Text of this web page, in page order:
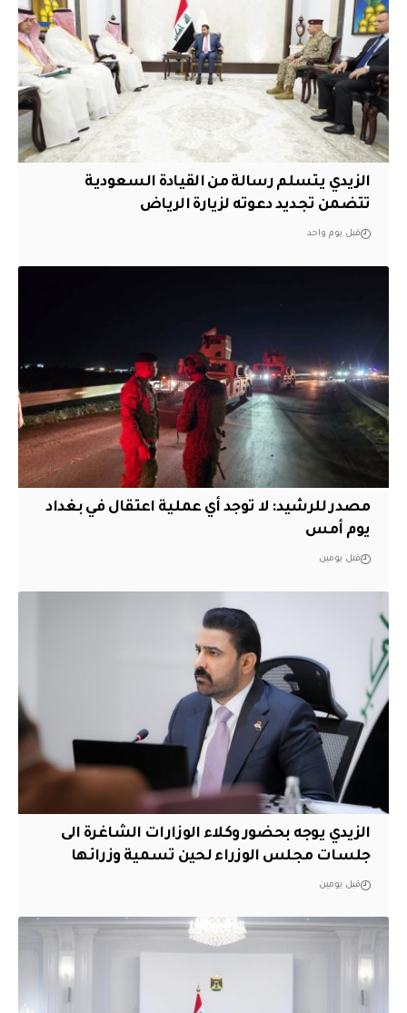
الزيدي يتسلم رسالة من القيادة السعودية
تتضمن تجديد دعوته لزيارة الرياض
قبل يوم واحد
مصدر للرشيد: لا توجد أي عملية اعتقال في بغداد
يوم أمس
قبل يومين
الزيدي يوجه بحضور وكلاء الوزارات الشاغرة الى
جلسات مجلس الوزراء لحين تسمية وزرائها
قبل يومين